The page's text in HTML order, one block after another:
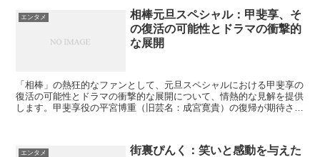
エンタメ
相棒元旦スペシャル：甲斐享、そ
の復活の可能性とドラマの衝撃的
な展開
「相棒」の熱狂的なファンとして、元旦スペシャルにおける甲斐享の
復活の可能性とドラマの衝撃的な展開について、情熱的な見解を提供
します。甲斐享役の平宮博重（旧芸名：成宮寛貴）の復帰が期待され
エンタメ
街裏ぴんく：笑いと感動を与えた